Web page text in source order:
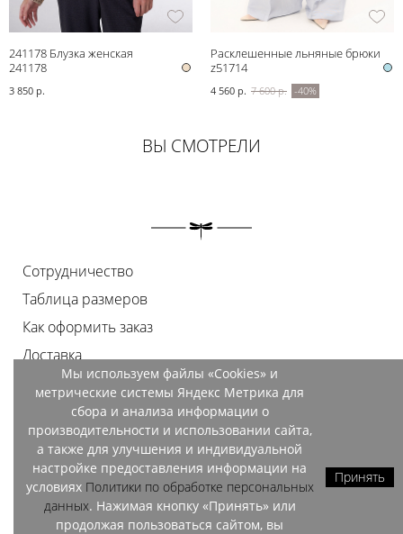
241178 Блузка женская
241178
3 850 р.
Расклешенные льняные брюки
z51714
4 560 р. 7 600 р. -40%
ВЫ СМОТРЕЛИ
Сотрудничество
Таблица размеров
Как оформить заказ
Доставка
Оплата
Возврат
Документы
Контакты
Магазины
Мы используем файлы «Cookies» и
метрические системы Яндекс Метрика для
сбора и анализа информации о
производительности и использовании сайта,
а также для улучшения и индивидуальной
настройке предоставления информации на
условиях Политики по обработке персональных
данных. Нажимая кнопку «Принять» или
продолжая пользоваться сайтом, вы
Принять